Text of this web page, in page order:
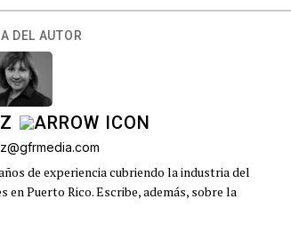
DEL AUTOR
de experiencia cubriendo la industria del
Puerto Rico. Escribe, además, sobre la